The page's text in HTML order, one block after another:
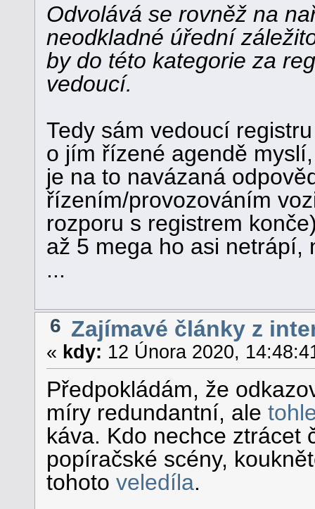
Odvolává se rovněž na
neodkladné úřední
by do této kategorie za
vedoucí.
Tedy sám vedoucí
o jím řízené agendě
je na to navázaná
řízením/provozováním
rozporu s registrem
až 5 mega ho asi netrápí,
...
6 Zajímavé články z
« kdy: 12 Února 2020,
Předpokládám, že
míry redundantní, ale
káva. Kdo nechce ztrácet
popíračské scény,
tohoto veledíla.